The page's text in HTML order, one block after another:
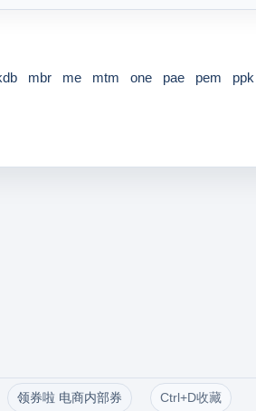
mbr me mtm one pae pem ppk
领券啦 电商内部券 Ctrl+D收藏